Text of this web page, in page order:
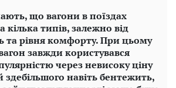
що вагони в поїздах
кілька типів, залежно від
та рівня комфорту. При цьому
завжди користувався
через невисоку ціну
здебільшого навіть бентежить,